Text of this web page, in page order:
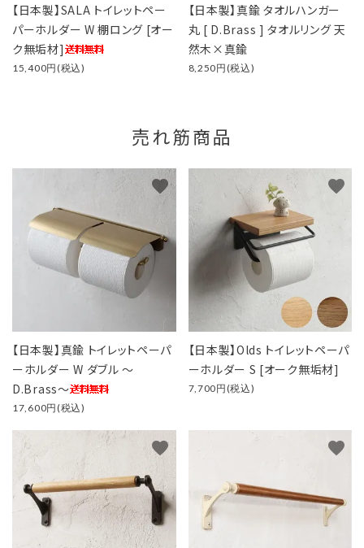
【日本製】SALA トイレットペー
パーホルダー W 棚ロング [オー
ク無垢材]
15,400円(税込)
【日本製】真鍮 タオルハンガー
丸 [ D.Brass ] タオルリング 天
然木×真鍮
8,250円(税込)
売れ筋商品
【日本製】真鍮 トイレットペーパ
ーホルダー W ダブル ～
D.Brass～
17,600円(税込)
favorite
【日本製】Olds トイレットペーパ
ーホルダー S [オーク無垢材]
7,700円(税込)
favorite
favorite favorite